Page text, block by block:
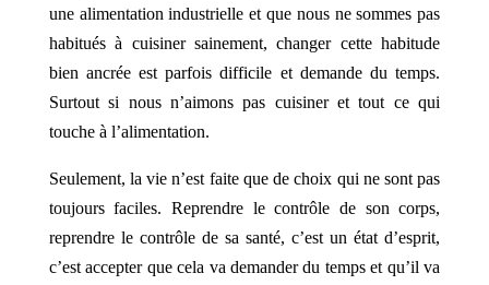
une alimentation industrielle et que nous ne sommes pas
habitués à cuisiner sainement, changer cette habitude
bien ancrée est parfois difficile et demande du temps.
Surtout si nous n’aimons pas cuisiner et tout ce qui
touche à l’alimentation.
Seulement, la vie n’est faite que de choix qui ne sont pas
toujours faciles. Reprendre le contrôle de son corps,
reprendre le contrôle de sa santé, c’est un état d’esprit,
c’est accepter que cela va demander du temps et qu’il va